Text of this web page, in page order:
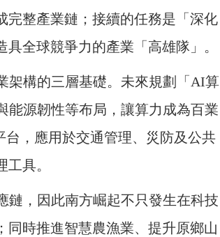
完整產業鏈；接續的任務是「深化
全球競爭力的產業「高雄隊」。
架構的三層基礎。未來規劃「AI算
能源韌性等布局，讓算力成為百業
台，應用於交通管理、災防及公共
具。
鏈，因此南方崛起不只發生在科技
時推進智慧農漁業、提升原鄉山